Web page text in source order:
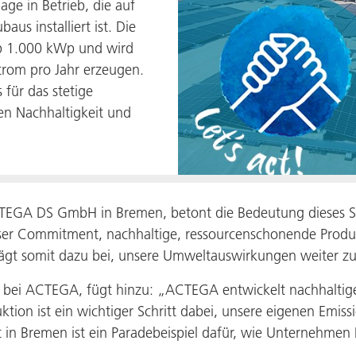
in Betrieb, die auf
installiert ist. Die
1.000 kWp und wird
pro Jahr erzeugen.
für das stetige
Nachhaltigkeit und
DS GmbH in Bremen, betont die Bedeutung
Commitment, nachhaltige, ressourcenschonende
somit dazu bei, unsere Umweltauswirkungen weiter
ACTEGA, fügt hinzu: „ACTEGA entwickelt
ist ein wichtiger Schritt dabei, unsere eigenen
Bremen ist ein Paradebeispiel dafür, wie